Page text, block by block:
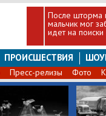
После шторма
мальчик мог
идет на поиски
ПРОИСШЕСТВИЯ
Пресс-релизы Фото